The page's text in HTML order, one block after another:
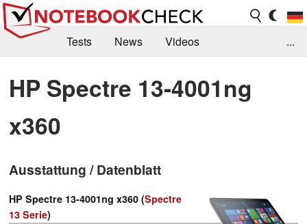
Tests News
Videos
Kaufberatung
Deals Suche
Jobs
Forum
...
HP Spectre 13-4001ng
x360
Ausstattung / Datenblatt
HP Spectre 13-4001ng x360 (Spectre
13 Serie)